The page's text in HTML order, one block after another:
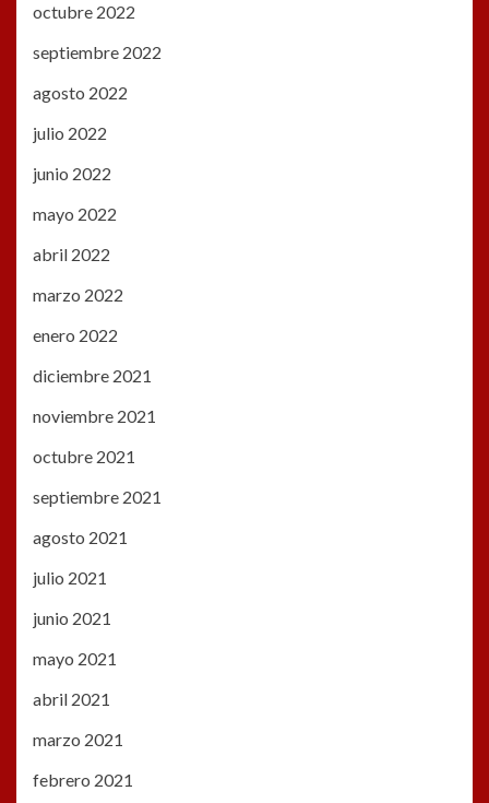
octubre 2022
septiembre 2022
agosto 2022
julio 2022
junio 2022
mayo 2022
abril 2022
marzo 2022
enero 2022
diciembre 2021
noviembre 2021
octubre 2021
septiembre 2021
agosto 2021
julio 2021
junio 2021
mayo 2021
abril 2021
marzo 2021
febrero 2021